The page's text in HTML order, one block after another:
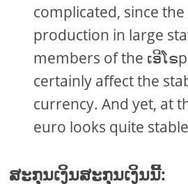
complicated, since
production in large
members of the ເອີໂຣ
certainly affect the
currency. And yet, at
euro looks quite
ສະກຸນເງິນສະກຸນເງິນນີ້: